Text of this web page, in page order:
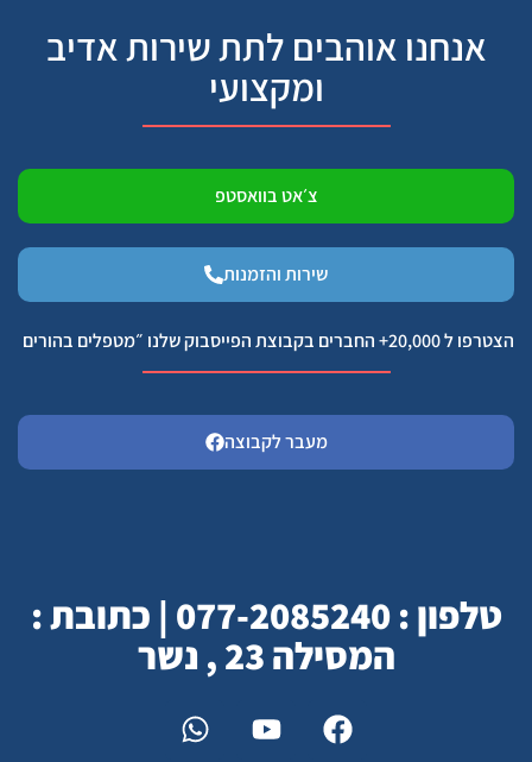
אנחנו אוהבים לתת שירות אדיב
ומקצועי
צ׳אט בוואסטפ
שירות והזמנות
הצטרפו ל 20,000+ החברים בקבוצת הפייסבוק שלנו ״מטפלים בהורים
מעבר לקבוצה
טלפון : 077-2085240 | כתובת :
המסילה 23 , נשר